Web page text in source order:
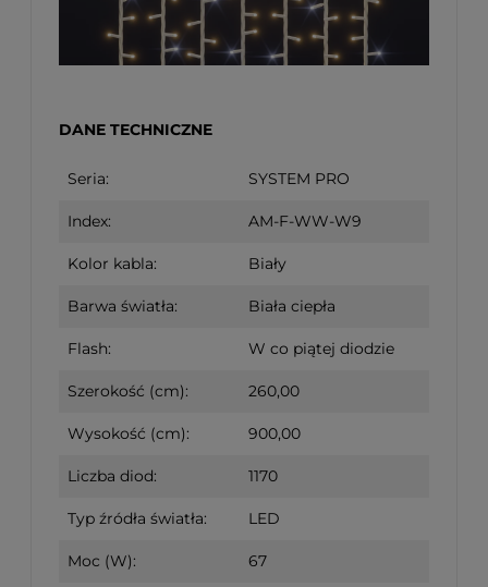
DANE TECHNICZNE
Seria: SYSTEM PRO
Index: AM-F-WW-W9
Kolor kabla: Biały
Barwa światła: Biała ciepła
Flash: W co piątej diodzie
Szerokość (cm): 260,00
Wysokość (cm): 900,00
Liczba diod: 1170
Typ źródła światła: LED
Moc (W): 67